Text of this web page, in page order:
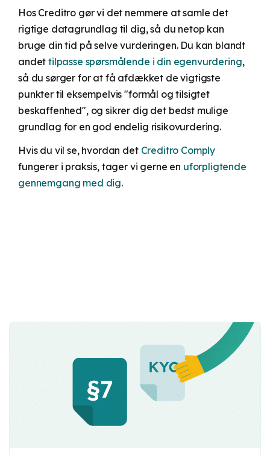
Hos Creditro gør vi det nemmere at samle det
rigtige datagrundlag til dig, så du netop kan
bruge din tid på selve vurderingen. Du kan blandt
andettilpasse spørsmålende i din egenvurdering,
så du sørger for at få afdækket de vigtigste
punkter til eksempelvis "formål og tilsigtet
beskaffenhed", og sikrer dig det bedst mulige
grundlag for en god endelig risikovurdering.
Hvis du vil se, hvordan det Creditro Comply
fungerer i praksis, tager vi gerne en uforpligtende
gennemgang med dig.